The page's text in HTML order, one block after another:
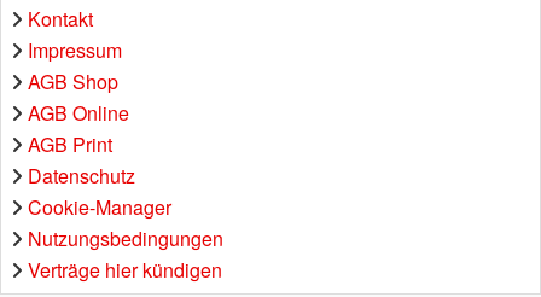
Kontakt
Impressum
AGB Shop
AGB Online
AGB Print
Datenschutz
Cookie-Manager
Nutzungsbedingungen
Verträge hier kündigen